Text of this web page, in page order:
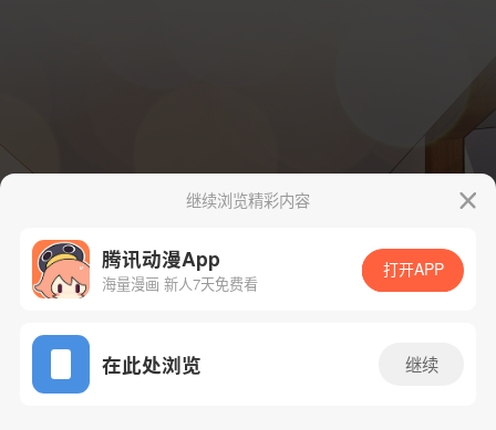
App免费看
继续浏览精彩内容
腾讯动漫App
海量漫画 新人7天免费看
打开APP
在此处浏览 继续